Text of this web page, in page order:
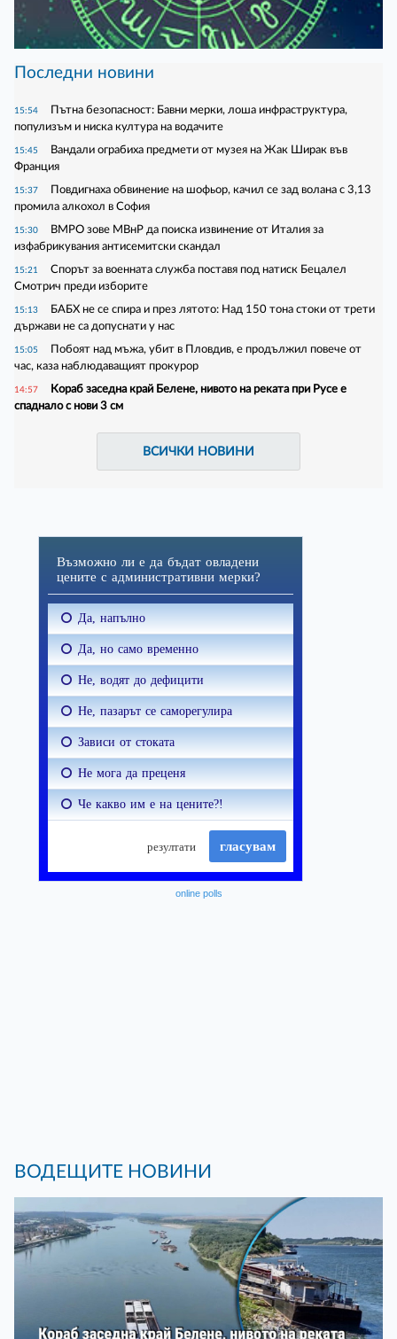
Последни новини
15:54
Пътна безопасност: Бавни мерки, лоша инфраструктура,
популизъм и ниска култура на водачите
15:45
Вандали ограбиха предмети от музея на Жак Ширак във
Франция
15:37
Повдигнаха обвинение на шофьор, качил се зад волана с 3,13
промила алкохол в София
15:30
ВМРО зове МВнР да поиска извинение от Италия за
изфабрикувания антисемитски скандал
15:21
Спорът за военната служба поставя под натиск Бецалел
Смотрич преди изборите
15:13
БАБХ не се спира и през лятото: Над 150 тона стоки от трети
държави не са допуснати у нас
15:05
Побоят над мъжа, убит в Пловдив, е продължил повече от
час, каза наблюдаващият прокурор
14:57
Кораб заседна край Белене, нивото на реката при Русе е
спаднало с нови 3 см
ВСИЧКИ НОВИНИ
online polls
ВОДЕЩИТЕ НОВИНИ